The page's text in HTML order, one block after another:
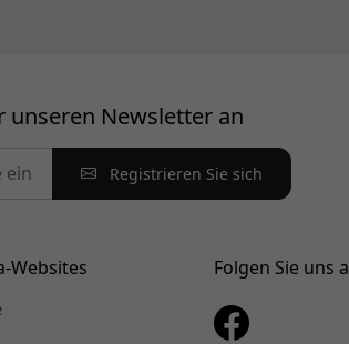
unseren Newsletter an
Registrieren Sie sich
Websites Folgen Sie uns